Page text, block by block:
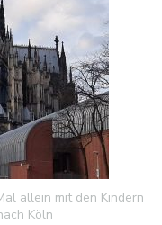
allein mit den Kindern
Köln